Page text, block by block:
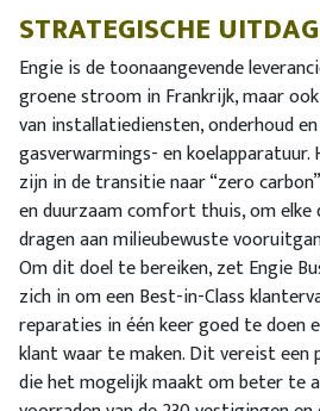
STRATEGISCHE
Engie is de toonaangevende
groene stroom in Frankrijk, maar
van installatiediensten, onderhoud
gasverwarmings- en
zijn in de transitie naar “zero
en duurzaam comfort thuis, om
dragen aan milieubewuste
Om dit doel te bereiken, zet Engie
zich in om een Best-in-Class
reparaties in één keer goed te doen
klant waar te maken. Dit vereist een
die het mogelijk maakt om beter te